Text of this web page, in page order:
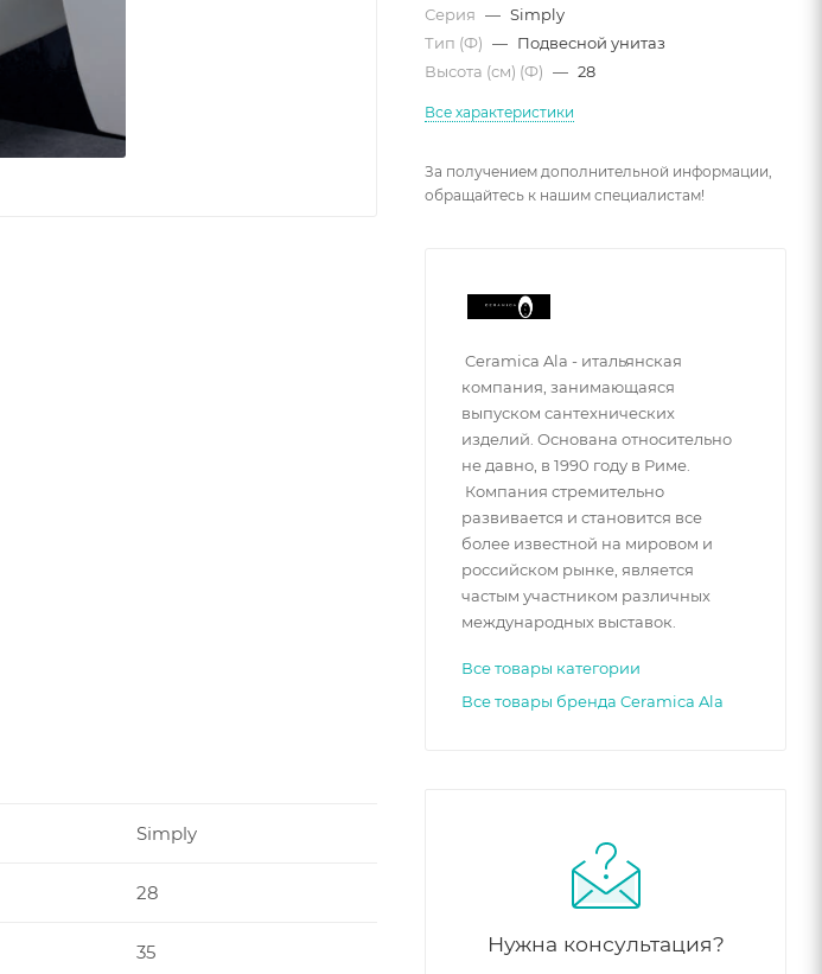
Simply
28
35
Серия — Simply
Тип (Ф) — Подвесной унитаз
Высота (см) (Ф) — 28
Все характеристики
За получением дополнительной информации,
обращайтесь к нашим специалистам!
Ceramica Ala - итальянская
компания, занимающаяся
выпуском сантехнических
изделий. Основана относительно
не давно, в 1990 году в Риме.
Компания стремительно
развивается и становится все
более известной на мировом и
российском рынке, является
частым участником различных
международных выставок.
Все товары категории
Все товары бренда Ceramica Ala
Нужна консультация?